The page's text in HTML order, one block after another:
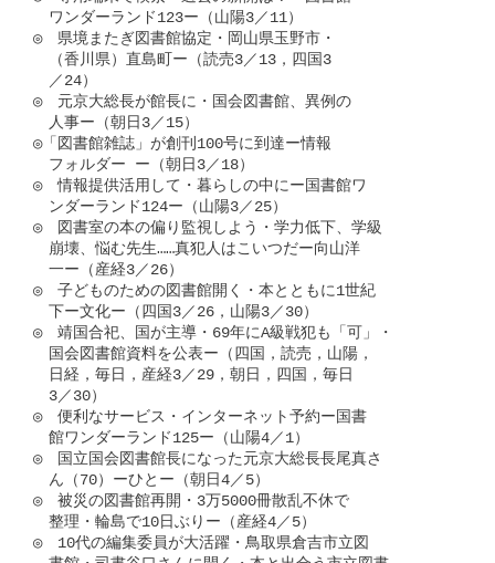
ワンダーランド123ー（山陽3／11）
◎　県境またぎ図書館協定・岡山県玉野市・
（香川県）直島町ー（読売3／13，四国3
／24）
◎　元京大総長が館長に・国会図書館、異例の
人事ー（朝日3／15）
◎「図書館雑誌」が創刊100号に到達ー情報
フォルダー ー（朝日3／18）
◎　情報提供活用して・暮らしの中にー国書館ワ
ンダーランド124ー（山陽3／25）
◎　図書室の本の偏り監視しよう・学力低下、学級
崩壊、悩む先生……真犯人はこいつだー向山洋
一ー（産経3／26）
◎　子どものための図書館開く・本とともに1世紀
下ー文化ー（四国3／26，山陽3／30）
◎　靖国合祀、国が主導・69年にA級戦犯も「可」・
国会図書館資料を公表ー（四国，読売，山陽，
日経，毎日，産経3／29，朝日，四国，毎日
3／30）
◎　便利なサービス・インターネット予約ー国書
館ワンダーランド125ー（山陽4／1）
◎　国立国会図書館長になった元京大総長長尾真さ
ん（70）ーひとー（朝日4／5）
◎　被災の図書館再開・3万5000冊散乱不休で
整理・輪島で10日ぶりー（産経4／5）
◎　10代の編集委員が大活躍・鳥取県倉吉市立図